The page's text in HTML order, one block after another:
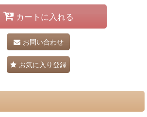
カートに入れる
お問い合わせ
お気に入り登録